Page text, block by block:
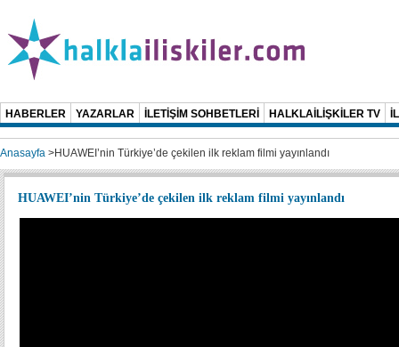
HABERLER YAZARLAR İLETİŞİM SOHBETLERİ HALKLAİLİŞKİLER TV
Anasayfa >HUAWEI’nin Türkiye’de çekilen ilk reklam filmi yayınlandı
HUAWEI’nin Türkiye’de çekilen ilk reklam filmi yayınlandı